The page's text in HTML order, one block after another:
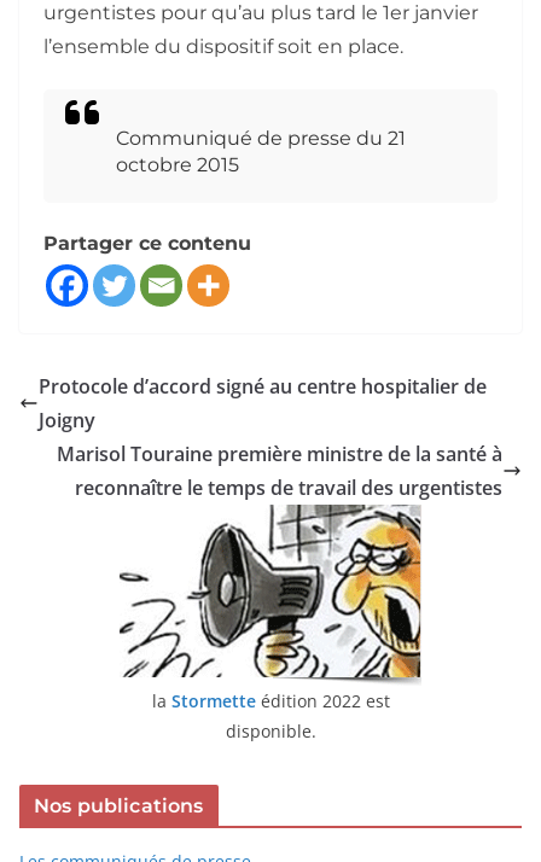
urgentistes pour qu’au plus tard le 1er janvier
l’ensemble du dispositif soit en place.
Communiqué de presse du 21
octobre 2015
Partager ce contenu
Protocole d’accord signé au centre hospitalier de
Joigny
Marisol Touraine première ministre de la santé à
reconnaître le temps de travail des urgentistes
la Stormetteédition 2022 est
disponible.
Nos publications